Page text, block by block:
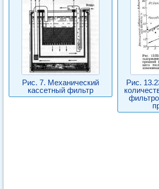
Рис. 7. Механический
кассетный фильтр
Рис.